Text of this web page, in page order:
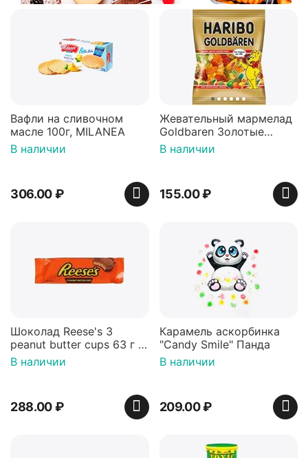
Вафли на сливочном
масле 100г, MILANEA
В наличии
306.00₽
Жевательный мармелад
Goldbaren Золотые
мишки 100г, Германия
В наличии
155.00₽
Шоколад Reese's 3
peanut butter cups 63 г с
арахисовой пастой
В наличии
288.00₽
Карамель аскорбинка
"Candy Smile" Панда
В наличии
209.00₽